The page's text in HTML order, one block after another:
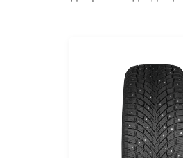
Ikon Autograph
225/55 R 18 102T XL